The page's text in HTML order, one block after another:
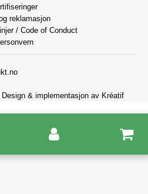
reklamasjon
/ Code of Conduct
Design & implementasjon av Kréatif